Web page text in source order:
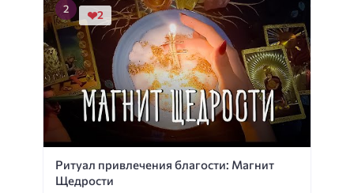
Ритуал привлечения благости: Магнит
Щедрости
2